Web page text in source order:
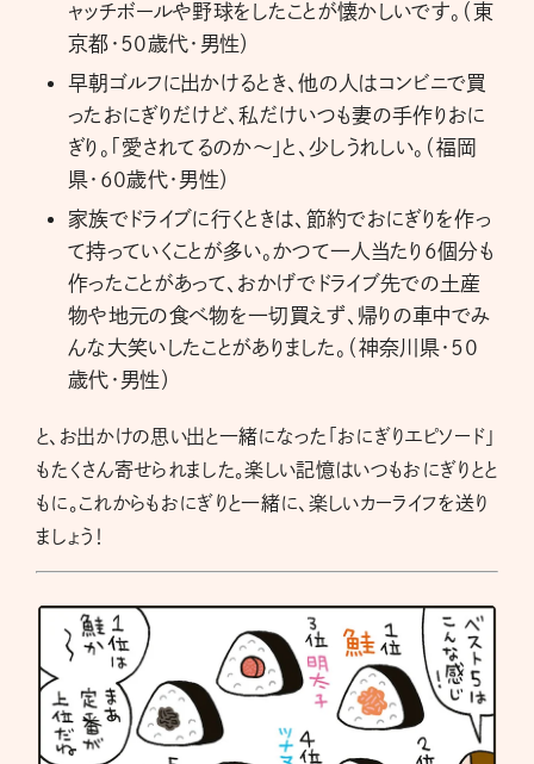
ャッチボールや野球をしたことが懐かしいです。（東
京都・50歳代・男性）
早朝ゴルフに出かけるとき、他の人はコンビニで買
ったおにぎりだけど、私だけいつも妻の手作りおに
ぎり。「愛されてるのか～」と、少しうれしい。（福岡
県・60歳代・男性）
家族でドライブに行くときは、節約でおにぎりを作っ
て持っていくことが多い。かつて一人当たり6個分も
作ったことがあって、おかげでドライブ先での土産
物や地元の食べ物を一切買えず、帰りの車中でみ
んな大笑いしたことがありました。（神奈川県・50
歳代・男性）
と、お出かけの思い出と一緒になった「おにぎりエピソード」
もたくさん寄せられました。楽しい記憶はいつもおにぎりとと
もに。これからもおにぎりと一緒に、楽しいカーライフを送り
ましょう！